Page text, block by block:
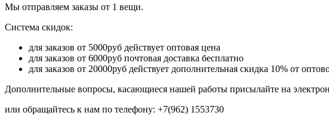
Мы отправляем заказы от 1 вещи.
Система скидок:
для заказов от 5000руб действует оптовая цена
для заказов от 6000руб почтовая доставка бесплатно
для заказов от 20000руб действует дополнительная скидка 10% от
Дополнительные вопросы, касающиеся нашей работы присылайте на
или обращайтесь к нам по телефону: +7(962) 1553730